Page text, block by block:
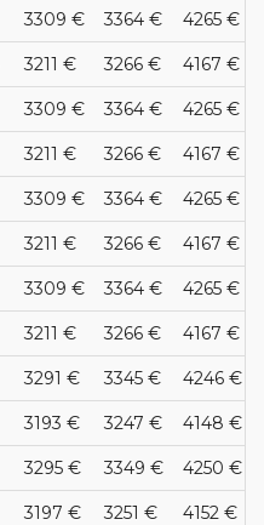
3309 € 3364 € 4265 €
3211 € 3266 € 4167 €
3309 € 3364 € 4265 €
3211 € 3266 € 4167 €
3309 € 3364 € 4265 €
3211 € 3266 € 4167 €
3309 € 3364 € 4265 €
3211 € 3266 € 4167 €
3291 € 3345 € 4246 €
3193 € 3247 € 4148 €
3295 € 3349 € 4250 €
3197 € 3251 € 4152 €